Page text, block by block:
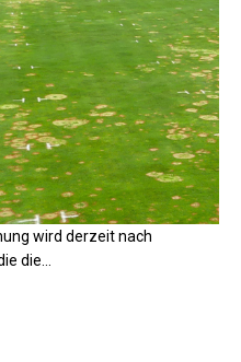
wird derzeit nach
die...